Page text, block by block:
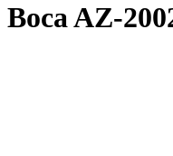
Boca AZ-